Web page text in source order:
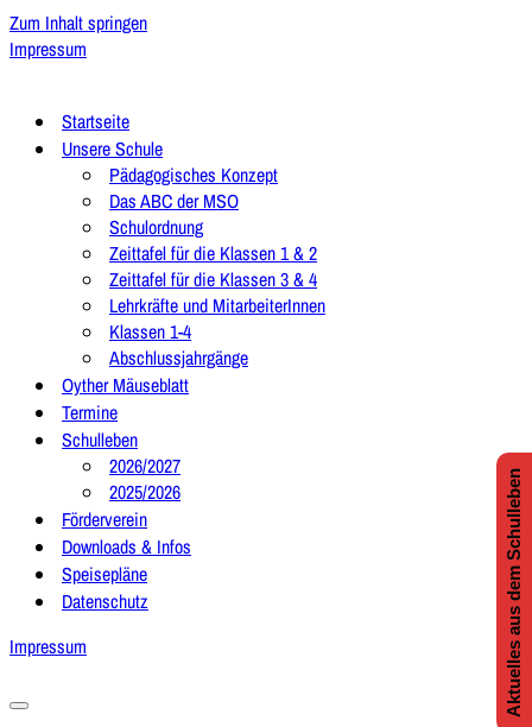
Zum Inhalt springen
Impressum
Startseite
Unsere Schule
Pädagogisches Konzept
Das ABC der MSO
Schulordnung
Zeittafel für die Klassen 1 & 2
Zeittafel für die Klassen 3 & 4
Lehrkräfte und MitarbeiterInnen
Klassen 1-4
Abschlussjahrgänge
Oyther Mäuseblatt
Termine
Schulleben
2026/2027
2025/2026
Förderverein
Downloads & Infos
Speisepläne
Datenschutz
Impressum
Navigationsmenü
Aktuelles aus dem Schulleben